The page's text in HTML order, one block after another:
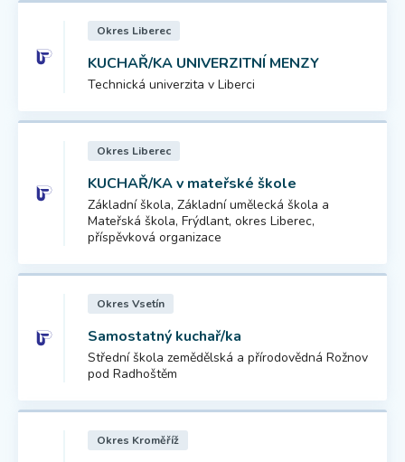
Okres Liberec
KUCHAŘ/KA UNIVERZITNÍ MENZY
Technická univerzita v Liberci
Okres Liberec
KUCHAŘ/KA v mateřské škole
Základní škola, Základní umělecká škola a
Mateřská škola, Frýdlant, okres Liberec,
příspěvková organizace
Okres Vsetín
Samostatný kuchař/ka
Střední škola zemědělská a přírodovědná Rožnov
pod Radhoštěm
Okres Kroměříž